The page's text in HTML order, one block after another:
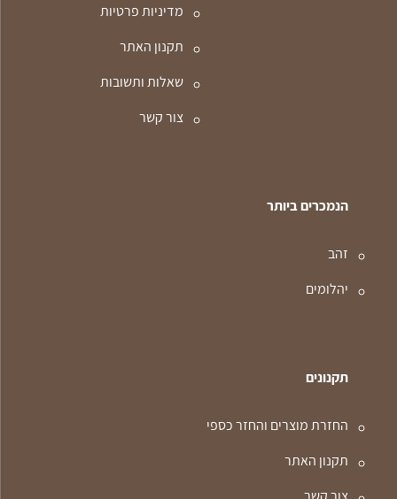
מדיניות פרטיות
תקנון האתר
שאלות ותשובות
צור קשר
הנמכרים ביותר
זהב
יהלומים
תקנונים
החזרת מוצרים והחזר כספי
תקנון האתר